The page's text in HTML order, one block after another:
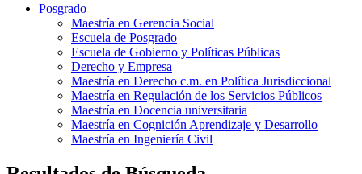
Posgrado
Maestría en Gerencia Social
Escuela de Posgrado
Escuela de Gobierno y Políticas Públicas
Derecho y Empresa
Maestría en Derecho c.m. en Política Jurisdiccional
Maestría en Regulación de los Servicios Públicos
Maestría en Docencia universitaria
Maestría en Cognición Aprendizaje y Desarrollo
Maestría en Ingeniería Civil